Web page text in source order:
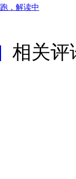
，解读中
相关评